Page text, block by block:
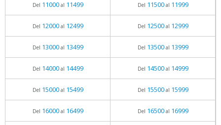
Del 11000al 11499 Del 11500al 11999
Del 12000al 12499 Del 12500al 12999
Del 13000al 13499 Del 13500al 13999
Del 14000al 14499 Del 14500al 14999
Del 15000al 15499 Del 15500al 15999
Del 16000al 16499 Del 16500al 16999